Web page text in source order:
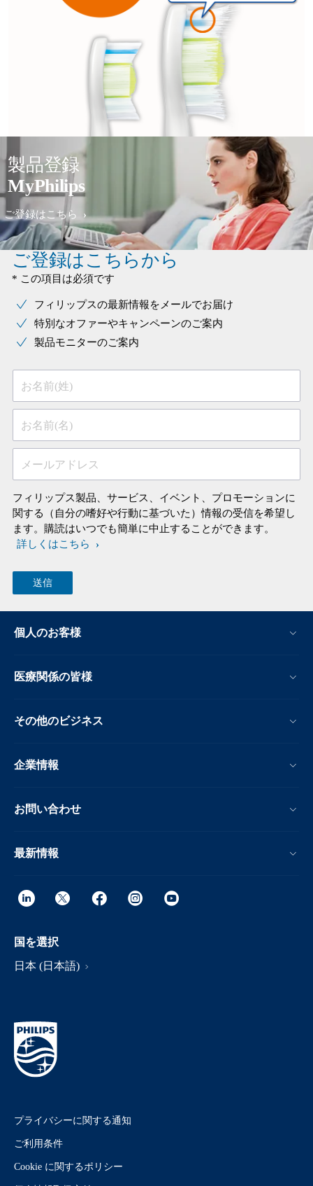
製品登録
MyPhilips
ご登録はこちら
ご登録はこちらから
* この項目は必須です
フィリップスの最新情報をメールでお届け
特別なオファーやキャンペーンのご案内
製品モニターのご案内
お名前(姓)
お名前(名)
メールアドレス
フィリップス製品、サービス、イベント、プロモーションに
関する（自分の嗜好や行動に基づいた）情報の受信を希望し
ます。購読はいつでも簡単に中止することができます。
詳しくはこちら
個人のお客様
医療関係の皆様
その他のビジネス
企業情報
お問い合わせ
最新情報
国を選択
日本 (日本語)
プライバシーに関する通知
ご利用条件
Cookie に関するポリシー